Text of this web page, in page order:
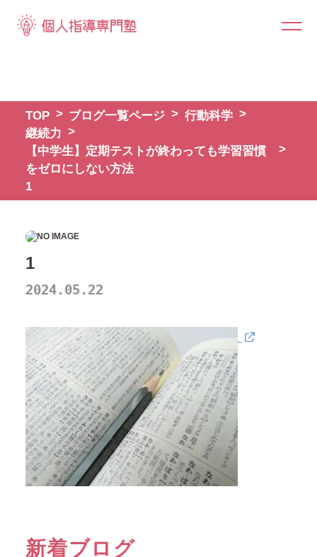
TOP ブログ一覧ページ
行動科学
継続力
【中学生】定期テストが終わっても学習習慣
をゼロにしない方法
1
1
2024.05.22
新着ブログ